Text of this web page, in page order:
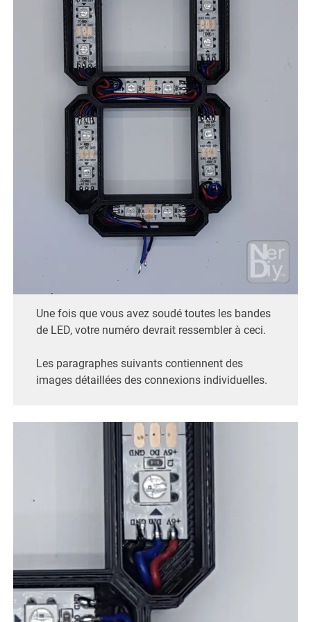
Une fois que vous avez soudé toutes les bandes
de LED, votre numéro devrait ressembler à ceci.
Les paragraphes suivants contiennent des
images détaillées des connexions individuelles.